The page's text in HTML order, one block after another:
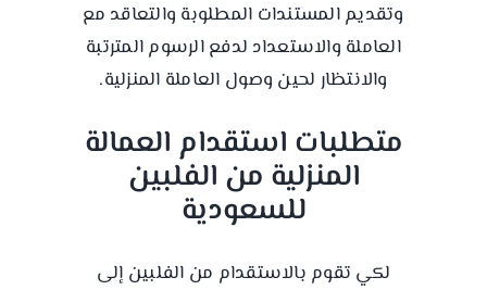
وتقديم المستندات المطلوبة والتعاقد مع
العاملة والاستعداد لدفع الرسوم المترتبة
والانتظار لحين وصول العاملة المنزلية.
متطلبات استقدام العمالة
المنزلية من الفلبين
للسعودية
لكي تقوم بالاستقدام من الفلبين إلى